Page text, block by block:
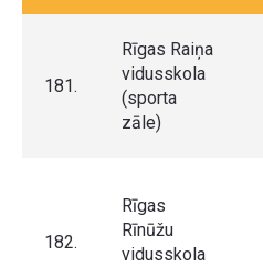
181.
Rīgas Raiņa
vidusskola
(sporta
zāle)
182.
Rīgas
Rīnūžu
vidusskola